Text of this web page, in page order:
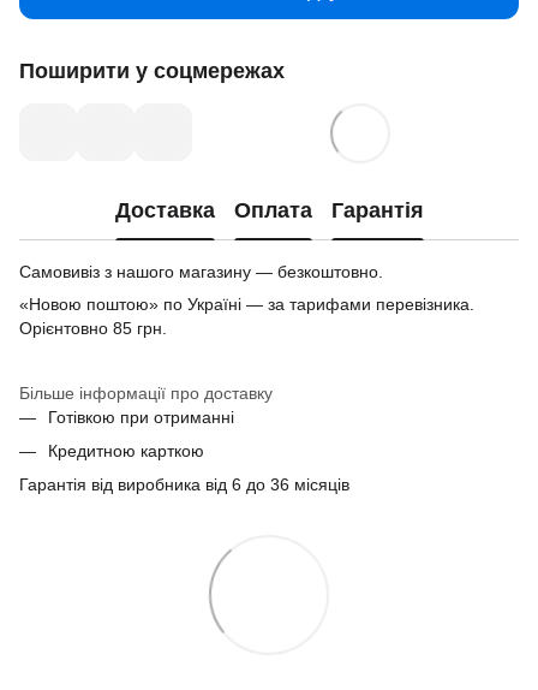
Поширити у соцмережах
Доставка Оплата Гарантія
Самовивіз з нашого магазину — безкоштовно.
«Новою поштою» по Україні — за тарифами перевізника.
Орієнтовно 85 грн.
Більше інформації про доставку
Готівкою при отриманні
Кредитною карткою
Гарантія від виробника від 6 до 36 місяців